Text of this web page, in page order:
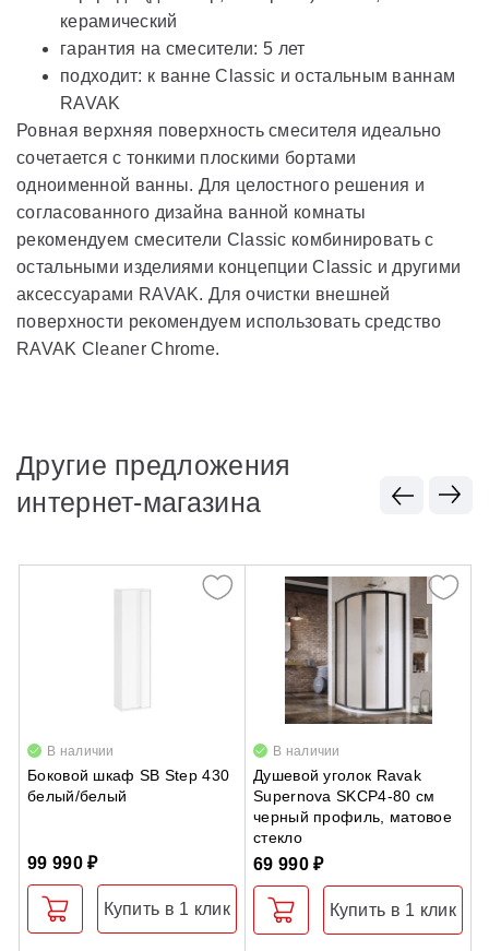
керамический
гарантия на смесители: 5 лет
подходит: к ванне Classic и остальным ваннам
RAVAK
Ровная верхняя поверхность смесителя идеально
сочетается с тонкими плоскими бортами
одноименной ванны. Для целостного решения и
согласованного дизайна ванной комнаты
рекомендуем смесители Classic комбинировать с
остальными изделиями концепции Classic и другими
аксессуарами RAVAK. Для очистки внешней
поверхности рекомендуем использовать средство
RAVAK Cleaner Chrome.
Другие предложения
интернет-магазина
В наличии
Боковой шкаф SB Step 430
белый/белый
99 990 ₽
Купить в 1 клик
В наличии
Душевой уголок Ravak
Supernova SKCP4-80 см
черный профиль, матовое
стекло
69 990 ₽
Купить в 1 клик